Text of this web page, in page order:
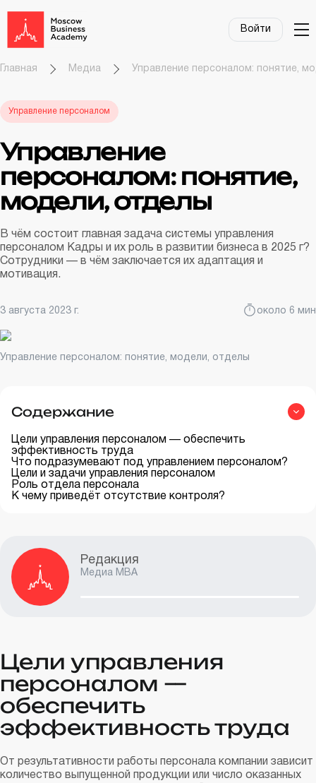
Войти
Главная Медиа Управление персоналом: понятие,
Управление персоналом
Управление
персоналом: понятие,
модели, отделы
В чём состоит главная задача системы управления
персоналом Кадры и их роль в развитии бизнеса в 2025 г?
Сотрудники — в чём заключается их адаптация и
мотивация.
3 августа 2023 г. около 6 мин
Управление персоналом: понятие, модели, отделы
Содержание
Цели управления персоналом — обеспечить
эффективность труда
Что подразумевают под управлением персоналом?
Цели и задачи управления персоналом
Роль отдела персонала
К чему приведёт отсутствие контроля?
Редакция
Медиа MBA
Цели управления
персоналом —
обеспечить
эффективность труда
От результативности работы персонала компании зависит
количество выпущенной продукции или число оказанных